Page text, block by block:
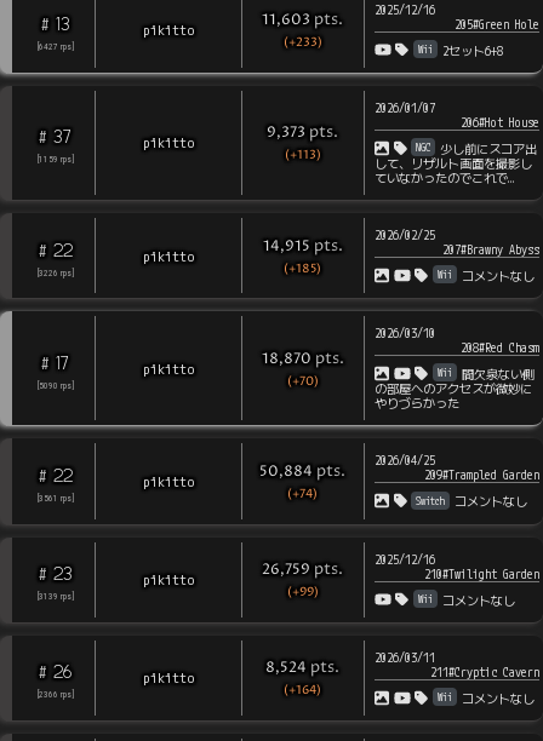
# 13
6427 rps
pikitto 11,603 pts.
(+233)
2025/12/16
205#Green Hole
Wii 2セット6+8
# 37
1159 rps
pikitto 9,373 pts.
(+113)
2026/01/07
206#Hot House
NGC
少し前にスコア出
して、リザルト画面を撮影し
ていなかったのでこれで…
# 22
3226 rps
pikitto 14,915 pts.
(+185)
2026/02/25
207#Brawny Abyss
Wii コメントなし
# 17
5090 rps
pikitto 18,870 pts.
(+70)
2026/03/10
208#Red Chasm
Wii
間欠泉ない側
の部屋へのアクセスが微妙に
やりづらかった
# 22
3561 rps
pikitto 50,884 pts.
(+74)
2026/04/25
209#Trampled Garden
Switch コメントなし
# 23
3139 rps
pikitto 26,759 pts.
(+99)
2025/12/16
210#Twilight Garden
Wii コメントなし
# 26
2366 rps
pikitto 8,524 pts.
(+164)
2026/03/11
211#Cryptic Cavern
Wii コメントなし